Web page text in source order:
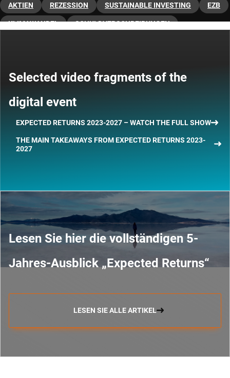
AKTIEN REZESSION SUSTAINABLE INVESTING EZB
KLIMAWANDEL SCHULDVERSCHREIBUNGEN
Selected video fragments of the
digital event
EXPECTED RETURNS 2023-2027 – WATCH THE FULL SHOW
THE MAIN TAKEAWAYS FROM EXPECTED RETURNS 2023-
2027
Lesen Sie hier die vollständigen 5-
Jahres-Ausblick „Expected Returns“
LESEN SIE ALLE ARTIKEL